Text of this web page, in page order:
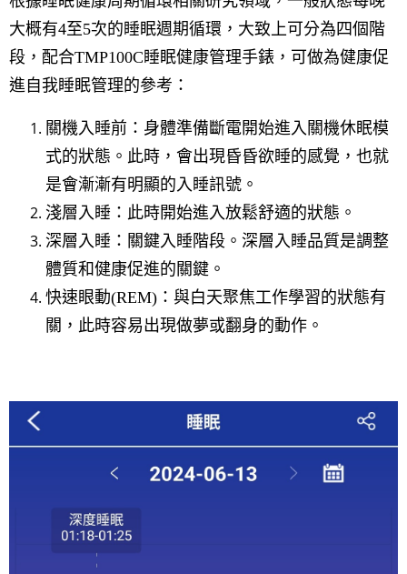
大概有4至5次的睡眠週期循環，大致上可分為四個階
段，配合TMP100C睡眠健康管理手錶，可做為健康促
進自我睡眠管理的參考：
關機入睡前：身體準備斷電開始進入關機休眠模
式的狀態。此時，會出現昏昏欲睡的感覺，也就
是會漸漸有明顯的入睡訊號。
淺層入睡：此時開始進入放鬆舒適的狀態。
深層入睡：關鍵入睡階段。深層入睡品質是調整
體質和健康促進的關鍵。
快速眼動(REM)：與白天聚焦工作學習的狀態有
關，此時容易出現做夢或翻身的動作。